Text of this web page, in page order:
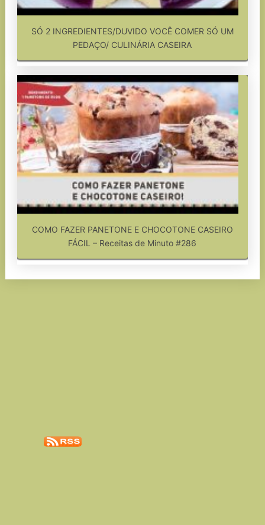
SÓ 2 INGREDIENTES/DUVIDO VOCÊ COMER SÓ UM
PEDAÇO/ CULINÁRIA CASEIRA
COMO FAZER PANETONE E CHOCOTONE CASEIRO
FÁCIL – Receitas de Minuto #286